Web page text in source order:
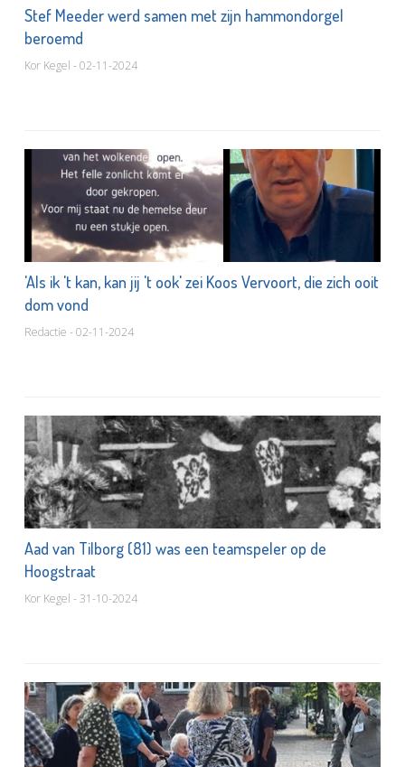
Stef Meeder werd samen met zijn hammondorgel
beroemd
Kor Kegel - 02-11-2024
'Als ik 't kan, kan jij 't ook' zei Koos Vervoort, die zich ooit
dom vond
Redactie - 02-11-2024
Aad van Tilborg (81) was een teamspeler op de
Hoogstraat
Kor Kegel - 31-10-2024